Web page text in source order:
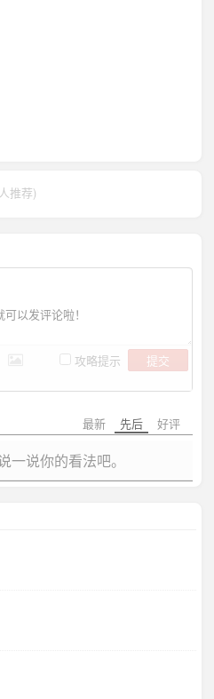
推荐)
可以发评论啦！
攻略提示
提交
最新 先后 好评
一说你的看法吧。